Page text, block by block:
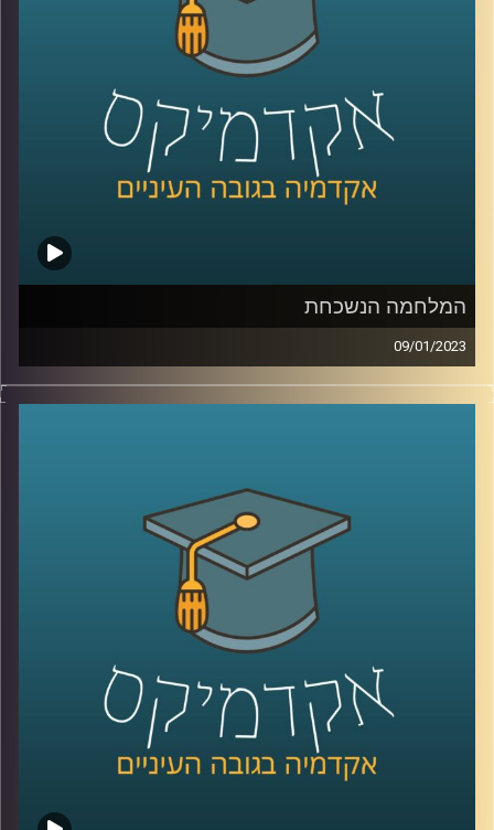
המלחמה הנשכחת
09/01/2023
בסוף המאה ה20 ותחילתה של המאה ה21 ניהל המערב מלחמה
כנגד אויב חדש, ארגוני הטרור האסלאמיסטים. שיאה של
AudioVersity